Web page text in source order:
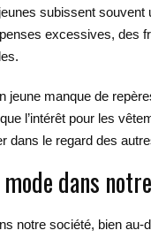
subissent
excessives, des
jeune manque de
l’intérêt pour les
dans le regard des
dans
notre société, bien